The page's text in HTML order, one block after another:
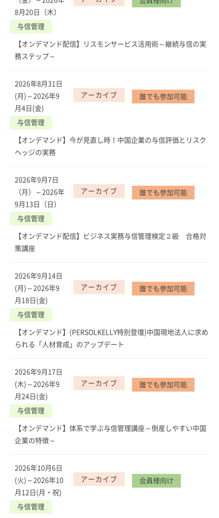
8月20日（木）
与信管理
【オンデマンド配信】リスモンサービス活用術～継続与信の実
務ステップ～
2026年8月31日
(月)～2026年9
月4日(金)
アーカイブ 誰でも参加可能
与信管理
【オンデマンド】今が見直し時！中国企業の与信評価とリスク
ヘッジの実務
2026年9月7日
（月）～2026年
9月13日（日）
アーカイブ 誰でも参加可能
与信管理
【オンデマンド配信】ビジネス実務与信管理検定２級 合格対
策講座
2026年9月14日
(月)～2026年9
月18日(金)
アーカイブ 誰でも参加可能
与信管理
【オンデマンド】(PERSOLKELLY特別登壇)中国現地法人に求め
られる「人材育成」のアップデート
2026年9月17日
(木)～2026年9
月24日(金)
アーカイブ 誰でも参加可能
与信管理
【オンデマンド】体系で学ぶ与信管理講座～倒産しやすい中国
企業の特徴～
2026年10月6日
(火)～2026年10
月12日(月・祝)
アーカイブ 会員様向け
与信管理